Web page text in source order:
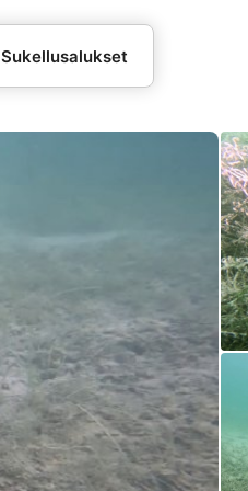
Sukellusalukset